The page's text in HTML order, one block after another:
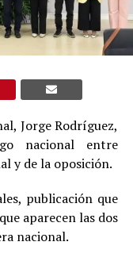
Jorge Rodríguez,
nacional entre
y de la oposición.
publicación que
aparecen las dos
nacional.